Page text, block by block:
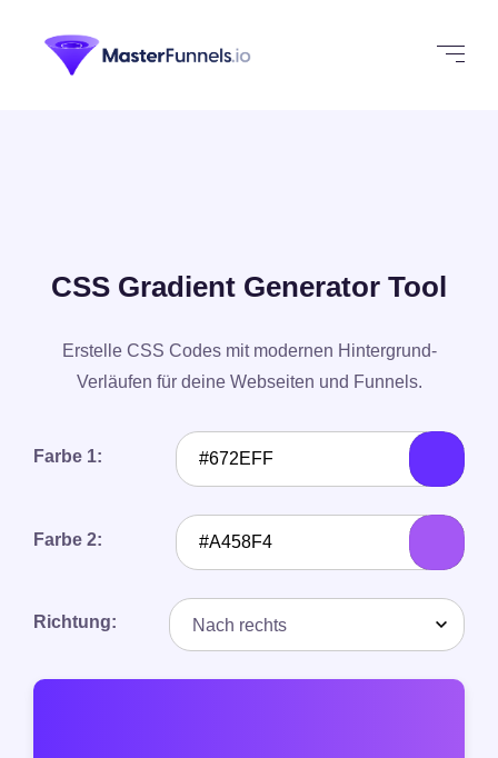
CSS Gradient Generator Tool
Erstelle CSS Codes mit modernen Hintergrund-
Verläufen für deine Webseiten und Funnels.
Farbe 1:
Farbe 2:
Richtung: